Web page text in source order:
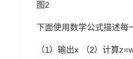
图2
下面使用数学公式描述每
（1）输出x （2）计算